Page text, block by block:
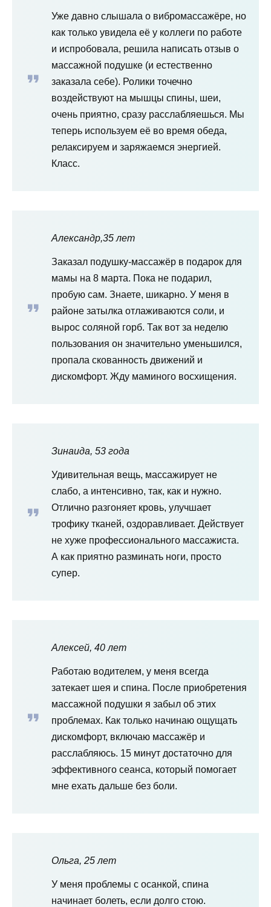
Уже давно слышала о вибромассажёре, но
как только увидела её у коллеги по работе
и испробовала, решила написать отзыв о
массажной подушке (и естественно
заказала себе). Ролики точечно
воздействуют на мышцы спины, шеи,
очень приятно, сразу расслабляешься. Мы
теперь используем её во время обеда,
релаксируем и заряжаемся энергией.
Класс.
Александр,35 лет
Заказал подушку-массажёр в подарок для
мамы на 8 марта. Пока не подарил,
пробую сам. Знаете, шикарно. У меня в
районе затылка отлаживаются соли, и
вырос соляной горб. Так вот за неделю
пользования он значительно уменьшился,
пропала скованность движений и
дискомфорт. Жду маминого восхищения.
Зинаида, 53 года
Удивительная вещь, массажирует не
слабо, а интенсивно, так, как и нужно.
Отлично разгоняет кровь, улучшает
трофику тканей, оздоравливает. Действует
не хуже профессионального массажиста.
А как приятно разминать ноги, просто
супер.
Алексей, 40 лет
Работаю водителем, у меня всегда
затекает шея и спина. После приобретения
массажной подушки я забыл об этих
проблемах. Как только начинаю ощущать
дискомфорт, включаю массажёр и
расслабляюсь. 15 минут достаточно для
эффективного сеанса, который помогает
мне ехать дальше без боли.
Ольга, 25 лет
У меня проблемы с осанкой, спина
начинает болеть, если долго стою.